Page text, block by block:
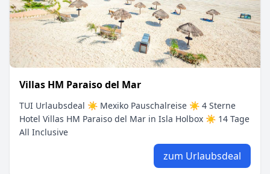
Villas HM Paraiso del Mar
TUI Urlaubsdeal ☀ Mexiko Pauschalreise ☀ 4 Sterne
Hotel Villas HM Paraiso del Mar in Isla Holbox ☀ 14 Tage
All Inclusive
zum Urlaubsdeal